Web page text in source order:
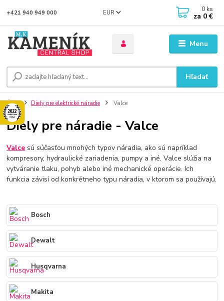
Menu
EUR
Hľadať
+421 940 949 000 0 ks
za 0 €
Úvod Diely pre elektrické náradie Valce
Diely pre náradie - Valce
Valce sú súčasťou mnohých typov náradia, ako sú napríklad
kompresory, hydraulické zariadenia, pumpy a iné. Valce slúžia na
vytváranie tlaku, pohyb alebo iné mechanické operácie. Ich
funkcia závisí od konkrétneho typu náradia, v ktorom sa používajú.
Bosch
Dewalt
Husqvarna
Makita